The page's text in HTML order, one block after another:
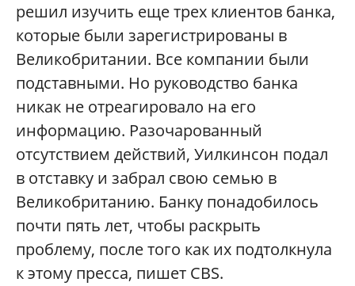
решил изучить еще трех клиентов банка,
которые были зарегистрированы в
Великобритании. Все компании были
подставными. Но руководство банка
никак не отреагировало на его
информацию. Разочарованный
отсутствием действий, Уилкинсон подал
в отставку и забрал свою семью в
Великобританию. Банку понадобилось
почти пять лет, чтобы раскрыть
проблему, после того как их подтолкнула
к этому пресса, пишет CBS.